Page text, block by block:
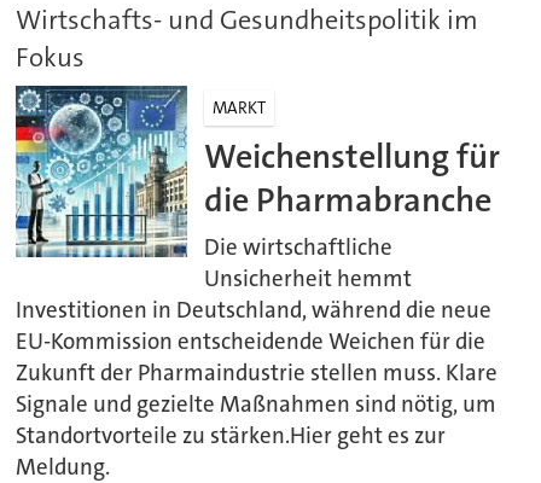
Wirtschafts- und Gesundheitspolitik im
Fokus
MARKT
Weichenstellung für
die Pharmabranche
Die wirtschaftliche
Unsicherheit hemmt
Investitionen in Deutschland, während die neue
EU-Kommission entscheidende Weichen für die
Zukunft der Pharmaindustrie stellen muss. Klare
Signale und gezielte Maßnahmen sind nötig, um
Standortvorteile zu stärken.Hier geht es zur
Meldung.